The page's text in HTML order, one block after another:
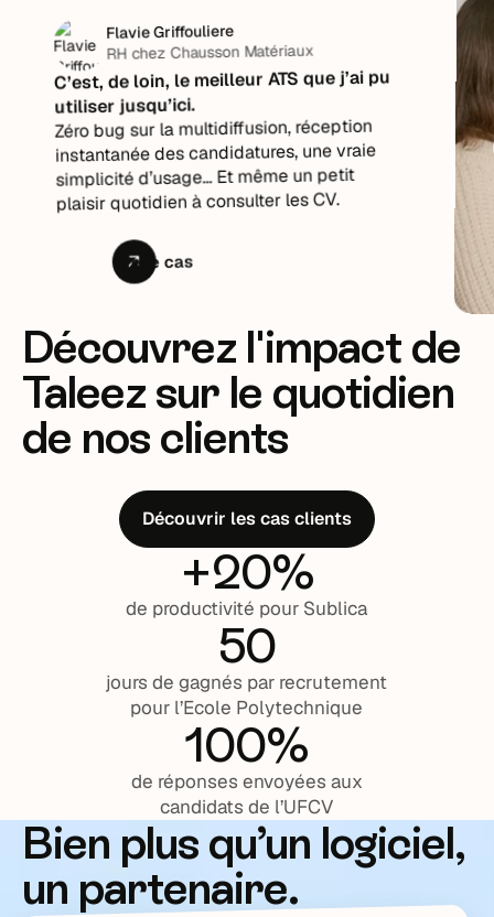
Flavie Griffouliere
RH chez Chausson Matériaux
C’est, de loin, le meilleur ATS que j’ai pu
utiliser jusqu’ici.
Zéro bug sur la multidiffusion, réception
instantanée des candidatures, une vraie
simplicité d’usage… Et même un petit
plaisir quotidien à consulter les CV.
Lire le cas
Découvrez l'impact de
Taleez sur le quotidien
de nos clients
Découvrir les cas clients
+20%
de productivité pour Sublica
50
jours de gagnés par recrutement
pour l’Ecole Polytechnique
100%
de réponses envoyées aux
candidats de l’UFCV
Bien plus qu’un logiciel,
un partenaire.